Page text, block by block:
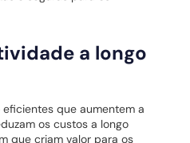
a longo
que aumentem a
os custos a longo
que criam valor para os